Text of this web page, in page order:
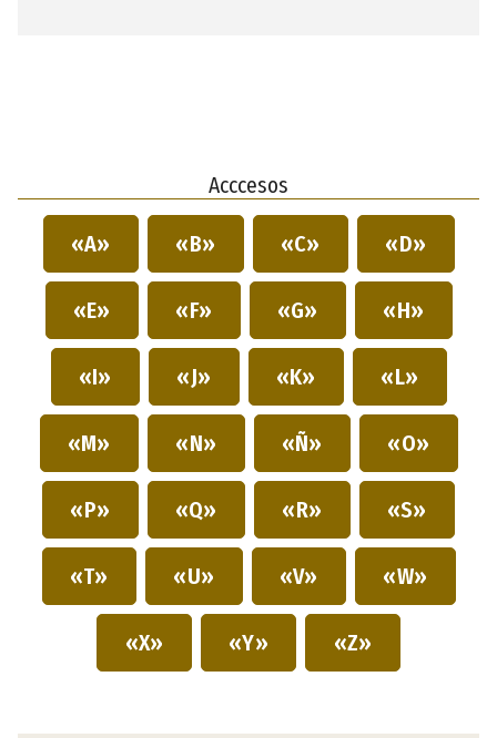
Acccesos
«A» «B» «C» «D»
«E» «F» «G» «H»
«I» «J» «K» «L»
«M» «N» «Ñ» «O»
«P» «Q» «R» «S»
«T» «U» «V» «W»
«X» «Y» «Z»